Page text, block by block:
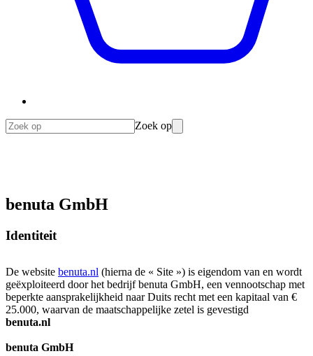
Zoek op
benuta GmbH
Identiteit
De website benuta.nl (hierna de « Site ») is eigendom van en wordt
geëxploiteerd door het bedrijf benuta GmbH, een vennootschap met
beperkte aansprakelijkheid naar Duits recht met een kapitaal van €
25.000, waarvan de maatschappelijke zetel is gevestigd
benuta.nl
benuta GmbH